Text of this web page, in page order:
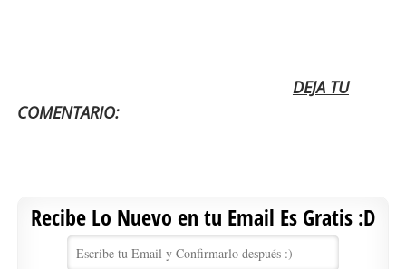
DEJA TU
COMENTARIO:
Recibe Lo Nuevo en tu Email Es Gratis :D